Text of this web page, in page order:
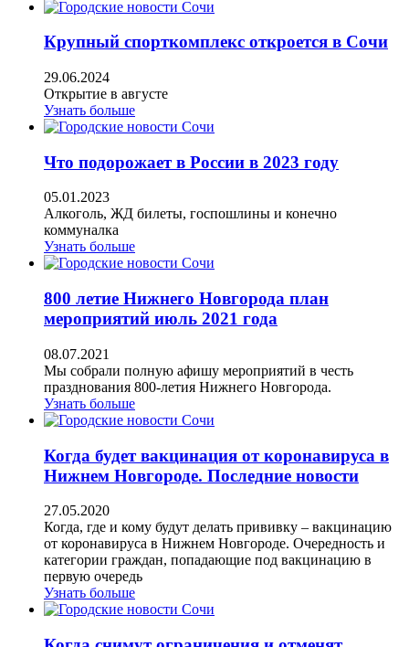
Крупный спорткомплекс откроется в Сочи
29.06.2024
Открытие в августе
Узнать больше
Что подорожает в России в 2023 году
05.01.2023
Алкоголь, ЖД билеты, госпошлины и конечно
коммуналка
Узнать больше
800 летие Нижнего Новгорода план
мероприятий июль 2021 года
08.07.2021
Мы собрали полную афишу мероприятий в честь
празднования 800-летия Нижнего Новгорода.
Узнать больше
Когда будет вакцинация от коронавируса в
Нижнем Новгороде. Последние новости
27.05.2020
Когда, где и кому будут делать прививку – вакцинацию
от коронавируса в Нижнем Новгороде. Очередность и
категории граждан, попадающие под вакцинацию в
первую очередь
Узнать больше